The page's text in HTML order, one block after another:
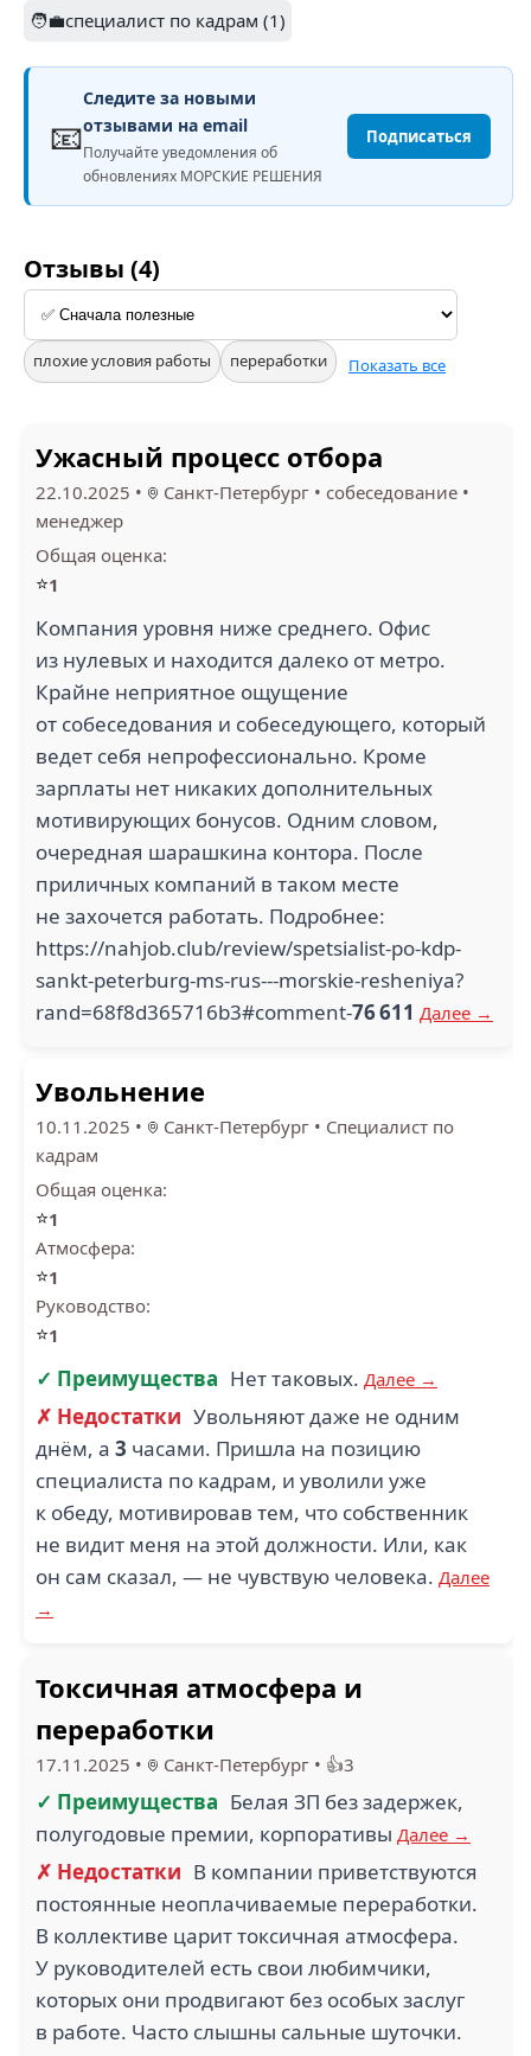
🧑‍💼специалист по кадрам (1)
📧
Следите за новыми
отзывами на email
Получайте уведомления об
обновлениях МОРСКИЕ РЕШЕНИЯ
Подписаться
Отзывы (4)
плохие условия работы переработки Показать все
Ужасный процесс отбора
22.10.2025 • Санкт-Петербург • собеседование •
менеджер
Общая оценка:
⭐1
Компания уровня ниже среднего. Офис
из нулевых и находится далеко от метро.
Крайне неприятное ощущение
от собеседования и собеседующего, который
ведет себя непрофессионально. Кроме
зарплаты нет никаких дополнительных
мотивирующих бонусов. Одним словом,
очередная шарашкина контора. После
приличных компаний в таком месте
не захочется работать. Подробнее:
https://nahjob.club/review/spetsialist-po-kdp-
sankt-peterburg-ms-rus---morskie-resheniya?
rand=68f8d365716b3#comment-76 611 Далее →
Увольнение
10.11.2025 • Санкт-Петербург • Специалист по
кадрам
Общая оценка:
⭐1
Атмосфера:
⭐1
Руководство:
⭐1
✓ Преимущества Нет таковых. Далее →
✗ Недостатки Увольняют даже не одним
днём, а 3 часами. Пришла на позицию
специалиста по кадрам, и уволили уже
к обеду, мотивировав тем, что собственник
не видит меня на этой должности. Или, как
он сам сказал, — не чувствую человека. Далее
→
Токсичная атмосфера и
переработки
17.11.2025 • Санкт-Петербург • 👍3
✓ Преимущества Белая ЗП без задержек,
полугодовые премии, корпоративы Далее →
✗ Недостатки В компании приветствуются
постоянные неоплачиваемые переработки.
В коллективе царит токсичная атмосфера.
У руководителей есть свои любимчики,
которых они продвигают без особых заслуг
в работе. Часто слышны сальные шуточки.